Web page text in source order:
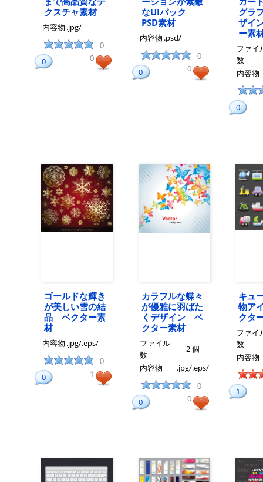
クスチャ素材
内容物 .jpg/
0
0 0
なUIパック
PSD素材
内容物 .psd/
0
0 0
グラ
ザイ
ー
ファイ
数
内容物
0
ゴールドな輝き
が美しい雪の結
晶 ベクター素
材
内容物 .jpg/.eps/
0
0 1
カラフルな蝶々
が優雅に羽ばた
くデザイン ベ
クター素材
ファイル
数
2 個
内容物
.jpg/.eps/
0
0 0
キュ
物ア
クタ
ファイ
数
内容物
1